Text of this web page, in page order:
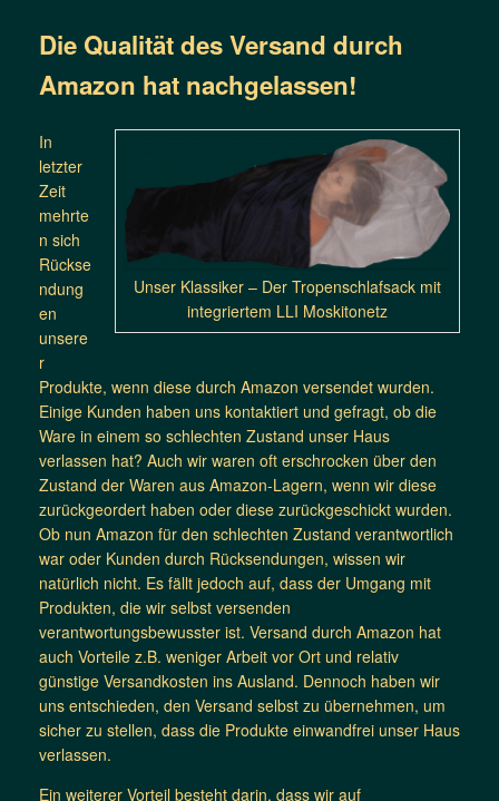
Die Qualität des Versand durch
Amazon hat nachgelassen!
Unser Klassiker – Der Tropenschlafsack mit
integriertem LLI Moskitonetz
In
letzter
Zeit
mehrte
n sich
Rückse
ndung
en
unsere
r
Produkte, wenn diese durch Amazon versendet wurden.
Einige Kunden haben uns kontaktiert und gefragt, ob die
Ware in einem so schlechten Zustand unser Haus
verlassen hat? Auch wir waren oft erschrocken über den
Zustand der Waren aus Amazon-Lagern, wenn wir diese
zurückgeordert haben oder diese zurückgeschickt wurden.
Ob nun Amazon für den schlechten Zustand verantwortlich
war oder Kunden durch Rücksendungen, wissen wir
natürlich nicht. Es fällt jedoch auf, dass der Umgang mit
Produkten, die wir selbst versenden
verantwortungsbewusster ist. Versand durch Amazon hat
auch Vorteile z.B. weniger Arbeit vor Ort und relativ
günstige Versandkosten ins Ausland. Dennoch haben wir
uns entschieden, den Versand selbst zu übernehmen, um
sicher zu stellen, dass die Produkte einwandfrei unser Haus
verlassen.
Ein weiterer Vorteil besteht darin, dass wir auf